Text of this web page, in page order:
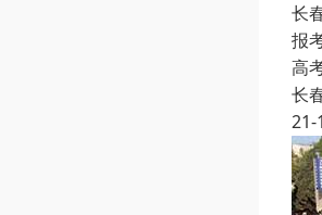
长
报
高
长
21-